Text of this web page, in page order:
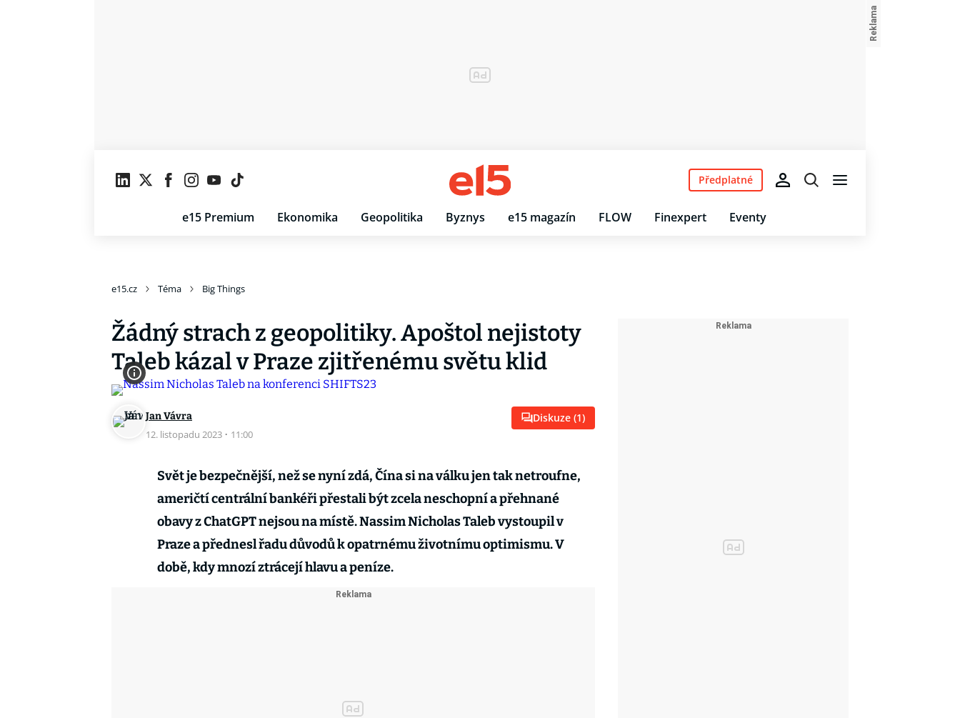
e15 Premium Ekonomika Geopolitika Byznys e15 magazín FLOW Finexpert Eventy
Předplatné
e15.cz Téma Big Things
Žádný strach z geopolitiky. Apoštol nejistoty
Taleb kázal v Praze zjitřenému světu klid
Jan Vávra
12. listopadu 2023 · 11:00
Diskuze (1)
Svět je bezpečnější, než se nyní zdá, Čína si na válku jen tak netroufne,
američtí centrální bankéři přestali být zcela neschopní a přehnané
obavy z ChatGPT nejsou na místě. Nassim Nicholas Taleb vystoupil v
Praze a přednesl řadu důvodů k opatrnému životnímu optimismu. V
době, kdy mnozí ztrácejí hlavu a peníze.